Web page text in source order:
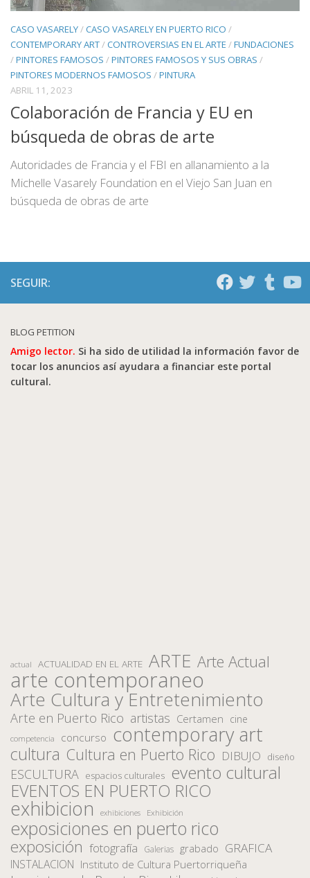
CASO VASARELY/CASO VASARELY EN PUERTO RICO /
CONTEMPORARY ART/CONTROVERSIAS EN EL ARTE /FUNDACIONES
/PINTORES FAMOSOS /PINTORES FAMOSOS Y SUS OBRAS /
PINTORES MODERNOS FAMOSOS /PINTURA
ABRIL 11, 2023
Colaboración de Francia y EU en
búsqueda de obras de arte
Autoridades de Francia y el FBI en allanamiento a la
Michelle Vasarely Foundation en el Viejo San Juan en
búsqueda de obras de arte
SEGUIR:
BLOG PETITION
Amigo lector. Si ha sido de utilidad la información favor de
tocar los anuncios así ayudara a financiar este portal
cultural.
actual ACTUALIDAD EN EL ARTE ARTE Arte Actual
arte contemporaneo
Arte Cultura y Entretenimiento
Arte en Puerto Rico artistas Certamen cine
competencia concurso contemporary art
cultura Cultura en Puerto Rico DIBUJO diseño
ESCULTURA espacios culturales evento cultural
EVENTOS EN PUERTO RICO
exhibicion exhibiciones Exhibición
exposiciones en puerto rico
exposición fotografía Galerias grabado GRAFICA
INSTALACION Instituto de Cultura Puertorriqueña